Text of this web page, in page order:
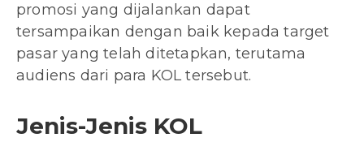
promosi yang dijalankan dapat
tersampaikan dengan baik kepada target
pasar yang telah ditetapkan, terutama
audiens dari para KOL tersebut.
Jenis-Jenis KOL